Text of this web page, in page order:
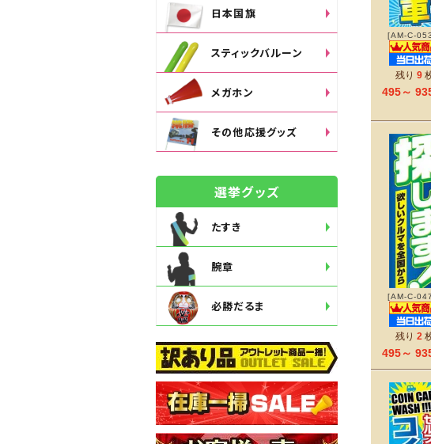
[AM-C-
残り 9
495～
[AM-C-
残り 2
495～
日本国旗
スティックバルーン
メガホン
その他応援グッズ
選挙グッズ
たすき
腕章
必勝だるま